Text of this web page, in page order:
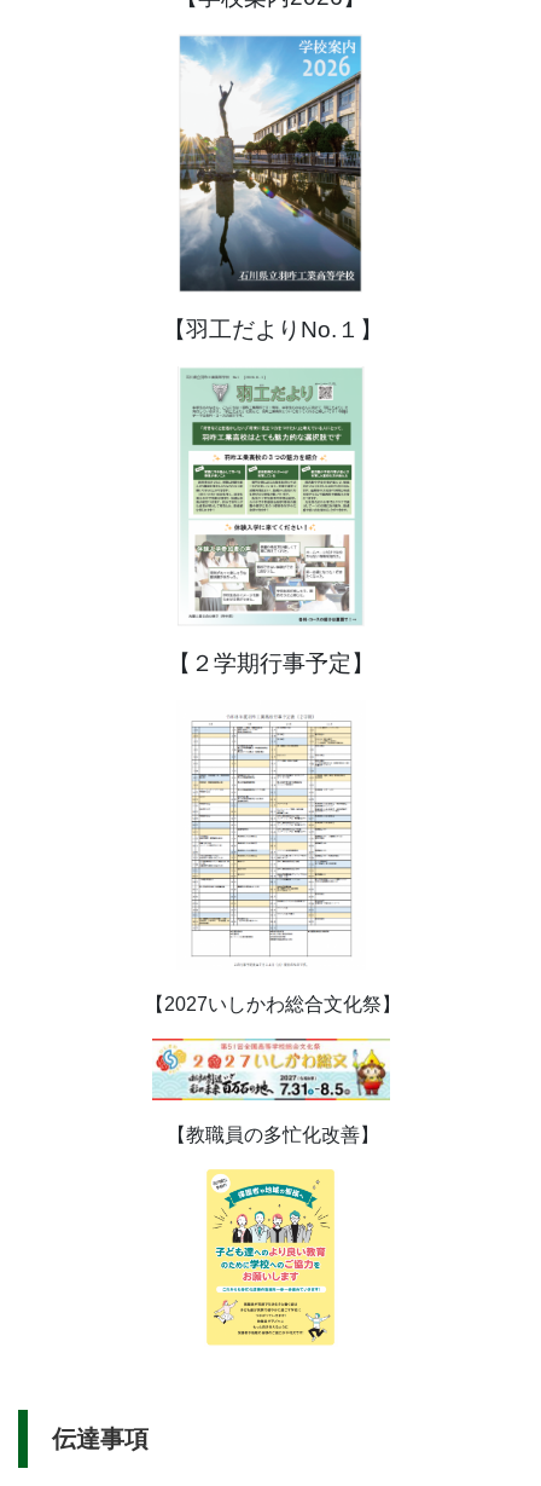
【羽工だよりNo.１】
【２学期行事予定】
【2027いしかわ総合文化祭】
【教職員の多忙化改善】
伝達事項